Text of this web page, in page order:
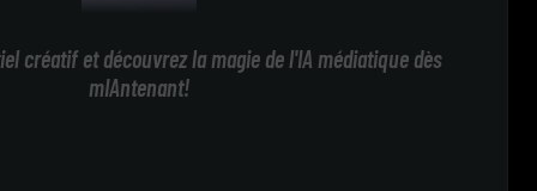
créatif et découvrez la magie de l'IA médiatique dès
mIAntenant!